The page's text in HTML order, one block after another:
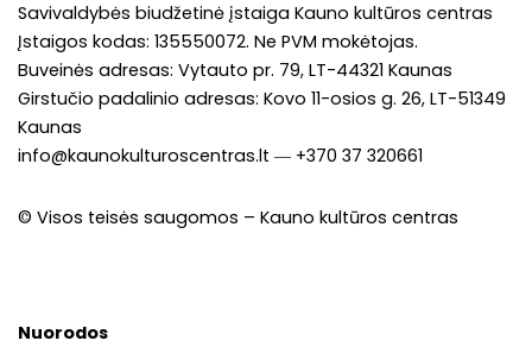
Savivaldybės biudžetinė įstaiga Kauno kultūros centras
Įstaigos kodas: 135550072. Ne PVM mokėtojas.
Buveinės adresas: Vytauto pr. 79, LT-44321 Kaunas
Girstučio padalinio adresas: Kovo 11-osios g. 26, LT-51349
Kaunas
info@kaunokulturoscentras.lt ― +370 37 320661
© Visos teisės saugomos – Kauno kultūros centras
Nuorodos